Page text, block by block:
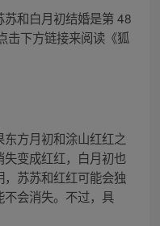
和白月初结婚是第 48
击下方链接来阅读《狐
方月初和涂山红红之
变成红红，白月初也
苏苏和红红可能会独
会消失。不过，具